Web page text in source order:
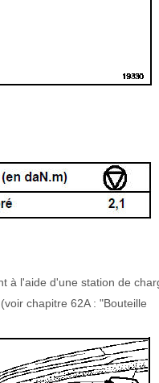
à l'aide d'une station de
chapitre 62A : "Bouteille